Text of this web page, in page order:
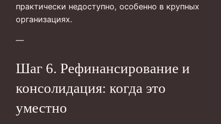
практически недоступно, особенно в крупных
организациях.
—
Шаг 6. Рефинансирование и
консолидация: когда это
уместно